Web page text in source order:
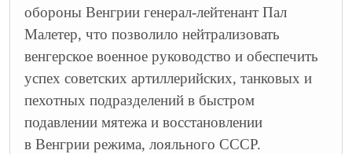
обороны Венгрии генерал-лейтенант Пал
Малетер, что позволило нейтрализовать
венгерское военное руководство и обеспечить
успех советских артиллерийских, танковых и
пехотных подразделений в быстром
подавлении мятежа и восстановлении
в Венгрии режима, лояльного СССР.